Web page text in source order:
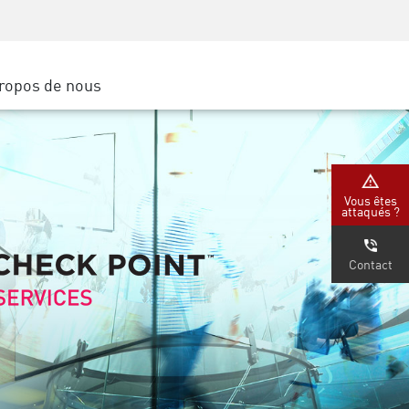
de service
de nous
Vous êtes
attaqués ?
Contact